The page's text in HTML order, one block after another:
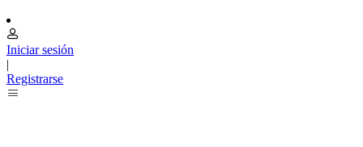
Iniciar sesión
|
Registrarse